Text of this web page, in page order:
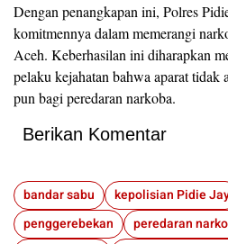
Dengan penangkapan ini, Polres
komitmennya dalam memerangi
Aceh. Keberhasilan ini diharapkan
pelaku kejahatan bahwa aparat tidak
pun bagi peredaran narkoba.
Berikan Komentar
bandar sabu kepolisian Pidie
penggerebekan
peredaran